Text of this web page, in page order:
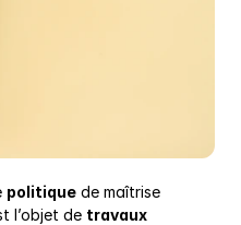
politique de maîtrise
l’objet de travaux